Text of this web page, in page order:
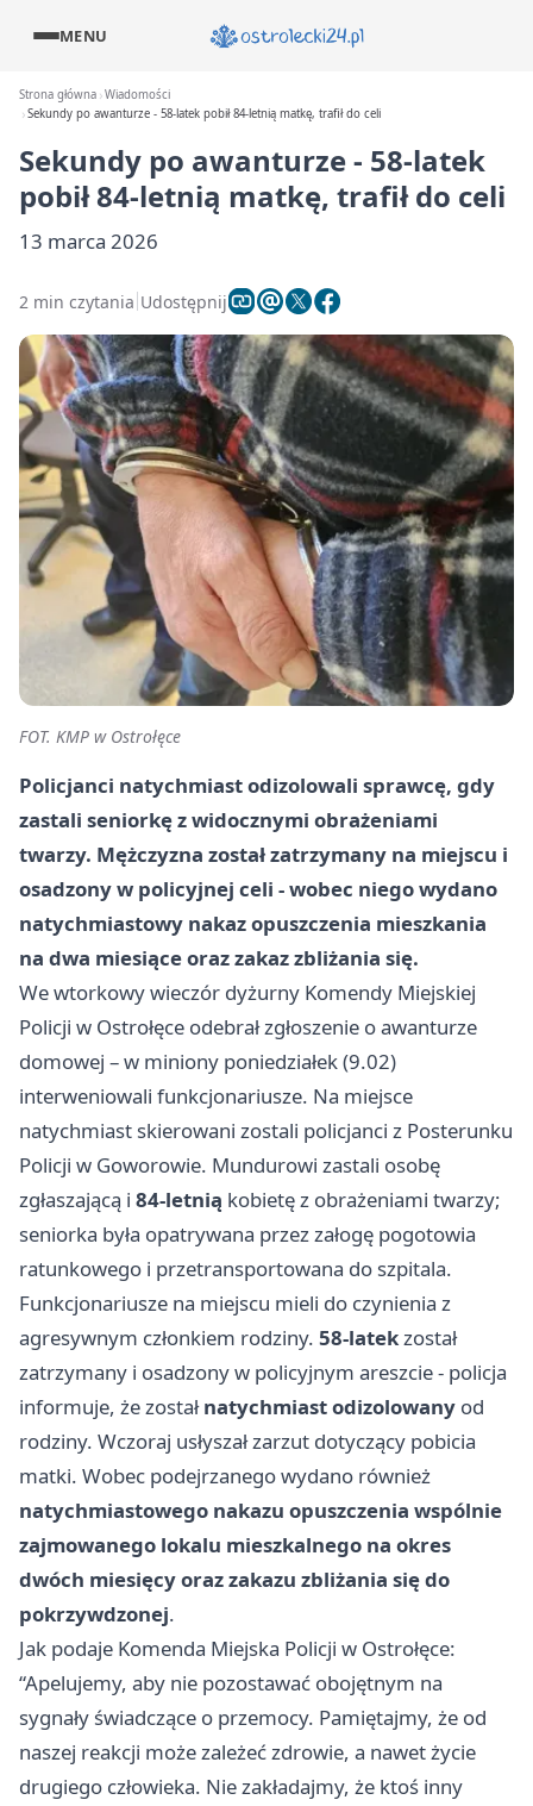
MENU
Strona główna Wiadomości
Sekundy po awanturze - 58-latek pobił 84-letnią matkę, trafił do celi
Sekundy po awanturze - 58-latek
pobił 84-letnią matkę, trafił do celi
13 marca 2026
2 min czytania Udostępnij
FOT. KMP w Ostrołęce
Policjanci natychmiast odizolowali sprawcę, gdy
zastali seniorkę z widocznymi obrażeniami
twarzy. Mężczyzna został zatrzymany na miejscu i
osadzony w policyjnej celi - wobec niego wydano
natychmiastowy nakaz opuszczenia mieszkania
na dwa miesiące oraz zakaz zbliżania się.
We wtorkowy wieczór dyżurny Komendy Miejskiej
Policji w Ostrołęce odebrał zgłoszenie o awanturze
domowej – w miniony poniedziałek (9.02)
interweniowali funkcjonariusze. Na miejsce
natychmiast skierowani zostali policjanci z Posterunku
Policji w Goworowie. Mundurowi zastali osobę
zgłaszającą i 84-letnią kobietę z obrażeniami twarzy;
seniorka była opatrywana przez załogę pogotowia
ratunkowego i przetransportowana do szpitala.
Funkcjonariusze na miejscu mieli do czynienia z
agresywnym członkiem rodziny. 58-latekzostał
zatrzymany i osadzony w policyjnym areszcie - policja
informuje, że zostałnatychmiast odizolowany od
rodziny. Wczoraj usłyszał zarzut dotyczący pobicia
matki. Wobec podejrzanego wydano również
natychmiastowego nakazu opuszczenia wspólnie
zajmowanego lokalu mieszkalnego na okres
dwóch miesięcy oraz zakazu zbliżania się do
pokrzywdzonej.
Jak podaje Komenda Miejska Policji w Ostrołęce:
“Apelujemy, aby nie pozostawać obojętnym na
sygnały świadczące o przemocy. Pamiętajmy, że od
naszej reakcji może zależeć zdrowie, a nawet życie
drugiego człowieka. Nie zakładajmy, że ktoś inny